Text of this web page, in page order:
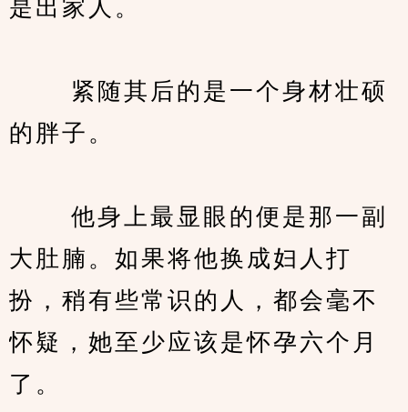
是出家人。
紧随其后的是一个身材壮硕
的胖子。
他身上最显眼的便是那一副
大肚腩。如果将他换成妇人打
扮，稍有些常识的人，都会毫不
怀疑，她至少应该是怀孕六个月
了。